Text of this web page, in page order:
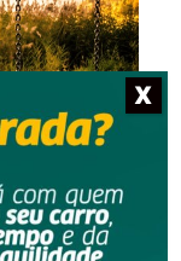
terá de
X